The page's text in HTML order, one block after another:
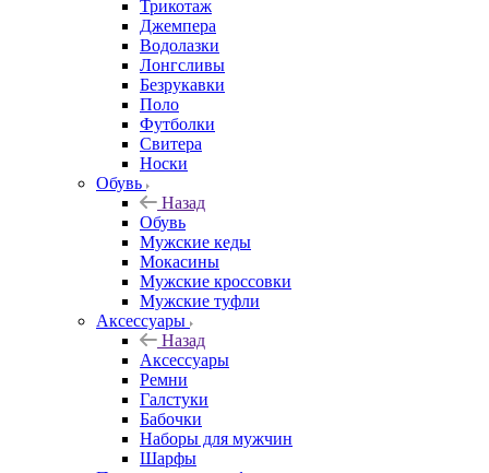
Трикотаж
Джемпера
Водолазки
Лонгсливы
Безрукавки
Поло
Футболки
Свитера
Носки
Обувь
Назад
Обувь
Мужские кеды
Мокасины
Мужские кроссовки
Мужские туфли
Аксессуары
Назад
Аксессуары
Ремни
Галстуки
Бабочки
Наборы для мужчин
Шарфы